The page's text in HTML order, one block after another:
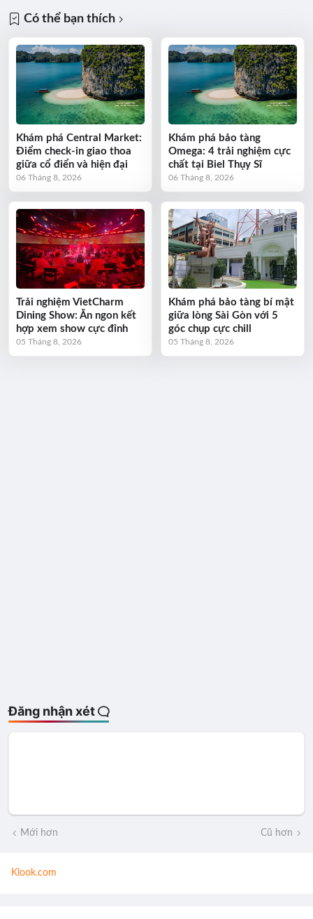
Có thể bạn thích
Khám phá Central Market:
Điểm check-in giao thoa
giữa cổ điển và hiện đại
06 Tháng 8, 2026
Khám phá bảo tàng
Omega: 4 trải nghiệm cực
chất tại Biel Thụy Sĩ
06 Tháng 8, 2026
Trải nghiệm VietCharm
Dining Show: Ăn ngon kết
hợp xem show cực đỉnh
05 Tháng 8, 2026
Khám phá bảo tàng bí mật
giữa lòng Sài Gòn với 5
góc chụp cực chill
05 Tháng 8, 2026
Đăng nhận xét
Mới hơn Cũ hơn
Klook.com